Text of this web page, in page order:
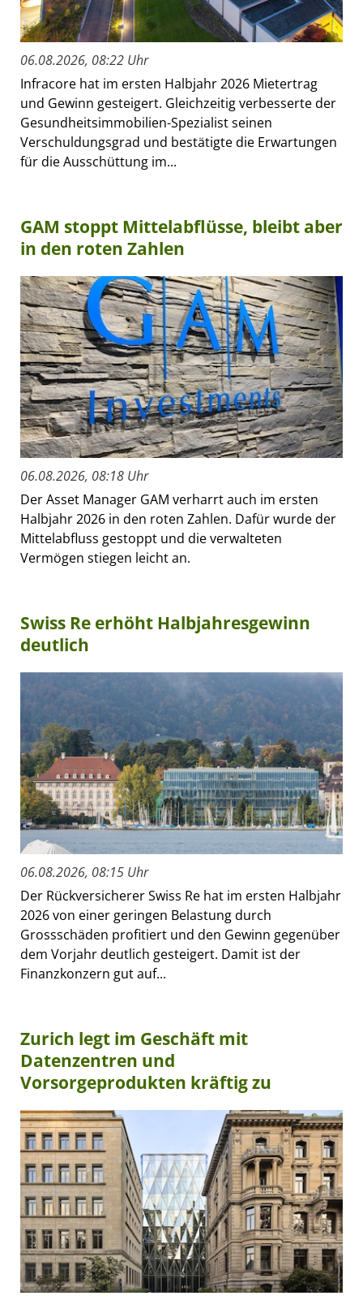
06.08.2026, 08:22 Uhr
Infracore hat im ersten Halbjahr 2026 Mietertrag
und Gewinn gesteigert. Gleichzeitig verbesserte der
Gesundheitsimmobilien-Spezialist seinen
Verschuldungsgrad und bestätigte die Erwartungen
für die Ausschüttung im...
GAM stoppt Mittelabflüsse, bleibt aber
in den roten Zahlen
06.08.2026, 08:18 Uhr
Der Asset Manager GAM verharrt auch im ersten
Halbjahr 2026 in den roten Zahlen. Dafür wurde der
Mittelabfluss gestoppt und die verwalteten
Vermögen stiegen leicht an.
Swiss Re erhöht Halbjahresgewinn
deutlich
06.08.2026, 08:15 Uhr
Der Rückversicherer Swiss Re hat im ersten Halbjahr
2026 von einer geringen Belastung durch
Grossschäden profitiert und den Gewinn gegenüber
dem Vorjahr deutlich gesteigert. Damit ist der
Finanzkonzern gut auf...
Zurich legt im Geschäft mit
Datenzentren und
Vorsorgeprodukten kräftig zu